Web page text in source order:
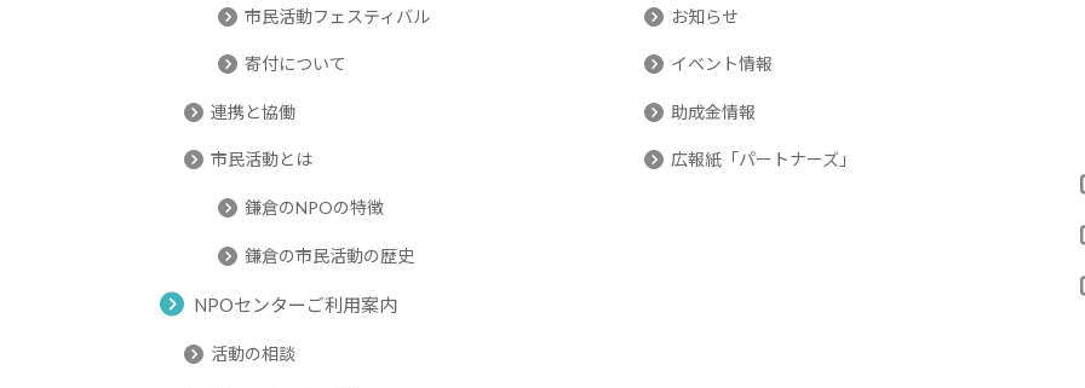
市民活動フェスティバル
寄付について
連携と協働
市民活動とは
鎌倉のNPOの特徴
鎌倉の市民活動の歴史
NPOセンターご利用案内
活動の相談
お知らせ
イベント情報
助成金情報
広報紙「パートナーズ」